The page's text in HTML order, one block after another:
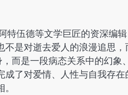
特伍德等文学巨匠的资深编辑
是对逝去爱人的浪漫追思，
而是一段病态关系中的幻象、
了对爱情、人性与自我存在